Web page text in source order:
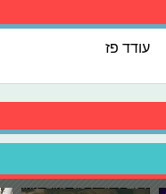
עודד פז